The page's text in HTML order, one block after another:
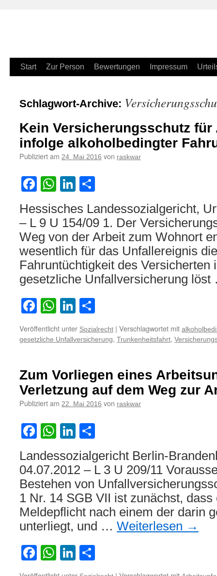
Zum
springen
Start Zur Person Bewertungen Impressum
Schlagwort-Archive:
Kein Versicherungsschutz
infolge alkoholbedingter
Publiziert am 24. Mai 2016 von raskwar
Facebook
WhatsApp
LinkedIn
Hessisches Landessozialgericht,
– L 9 U 154/09 1. Der
Weg von der Arbeit zum Wohnort
wesentlich für das Unfallereignis
Fahruntüchtigkeit des Versicherten
gesetzliche Unfallversicherung
Facebook
WhatsApp
LinkedIn
Veröffentlicht unter Sozialrecht | Verschlagwortet mit
gesetzliche Unfallversicherung, Trunkenheitsfahrt,
Zum Vorliegen eines
Verletzung auf dem Weg zur
Publiziert am 22. Mai 2016 von raskwar
Facebook
WhatsApp
LinkedIn
Landessozialgericht Berlin-
04.07.2012 – L 3 U 209/11
Bestehen von
1 Nr. 14 SGB VII ist zunächst,
Meldepflicht nach einem der darin
unterliegt, und … Weiterlesen →
Facebook
WhatsApp
LinkedIn